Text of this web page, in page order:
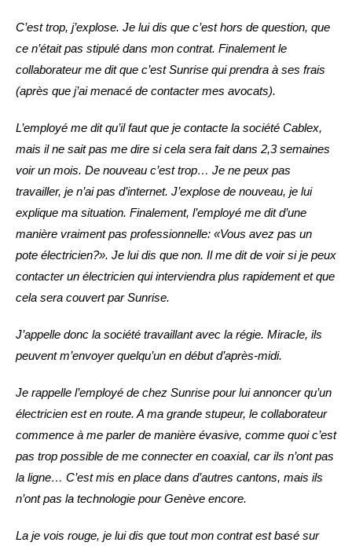
C’est trop, j’explose. Je lui dis que c’est hors de question, que
ce n’était pas stipulé dans mon contrat. Finalement le
collaborateur me dit que c’est Sunrise qui prendra à ses frais
(après que j’ai menacé de contacter mes avocats).
L’employé me dit qu’il faut que je contacte la société Cablex,
mais il ne sait pas me dire si cela sera fait dans 2,3 semaines
voir un mois. De nouveau c’est trop… Je ne peux pas
travailler, je n’ai pas d’internet. J’explose de nouveau, je lui
explique ma situation. Finalement, l’employé me dit d’une
manière vraiment pas professionnelle: «Vous avez pas un
pote électricien?». Je lui dis que non. Il me dit de voir si je peux
contacter un électricien qui interviendra plus rapidement et que
cela sera couvert par Sunrise.
J’appelle donc la société travaillant avec la régie. Miracle, ils
peuvent m’envoyer quelqu’un en début d’après-midi.
Je rappelle l’employé de chez Sunrise pour lui annoncer qu’un
électricien est en route. A ma grande stupeur, le collaborateur
commence à me parler de manière évasive, comme quoi c’est
pas trop possible de me connecter en coaxial, car ils n’ont pas
la ligne… C’est mis en place dans d’autres cantons, mais ils
n’ont pas la technologie pour Genève encore.
La je vois rouge, je lui dis que tout mon contrat est basé sur